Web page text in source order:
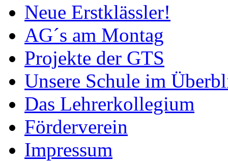
Neue Erstklässler!
AG´s am Montag
Projekte der GTS
Unsere Schule im
Das Lehrerkollegium
Förderverein
Impressum